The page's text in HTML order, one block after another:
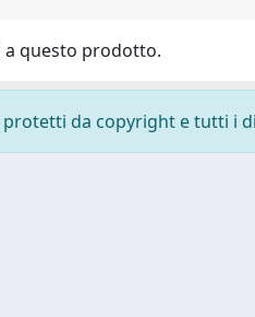
a questo prodotto.
da copyright e tutti i